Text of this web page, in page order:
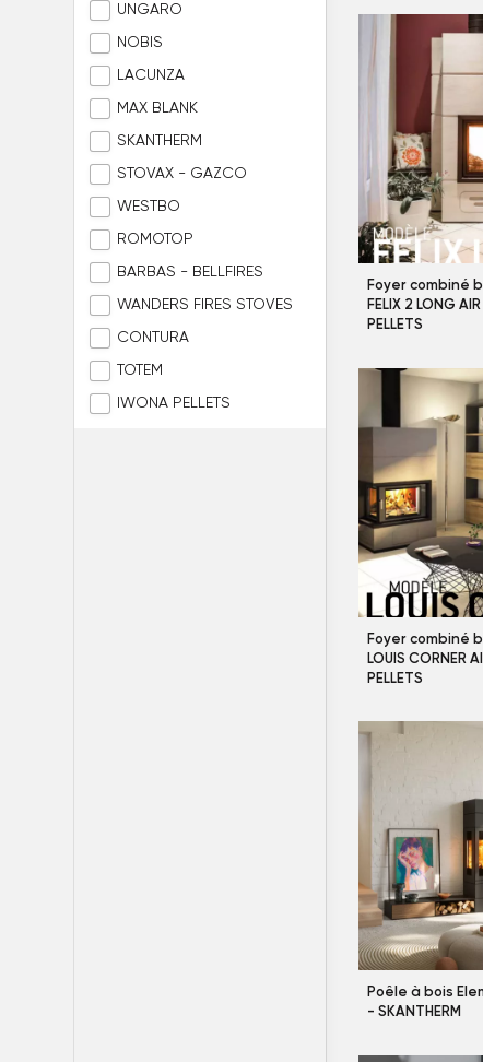
UNGARO
NOBIS
LACUNZA
MAX BLANK
SKANTHERM
STOVAX - GAZCO
WESTBO
ROMOTOP
BARBAS - BELLFIRES
WANDERS FIRES STOVES
CONTURA
TOTEM
IWONA PELLETS
Foyer combiné
FELIX 2 LONG
PELLETS
Foyer combiné
LOUIS CORNER
PELLETS
Poêle à bois
- SKANTHERM